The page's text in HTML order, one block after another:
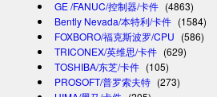
GE /FANUC/控制器/卡件 (4863)
Bently Nevada/本特利/卡件 (1584)
FOXBORO/福克斯波罗/CPU (586)
TRICONEX/英维思/卡件 (629)
TOSHIBA/东芝/卡件 (105)
PROSOFT/普罗索夫特 (273)